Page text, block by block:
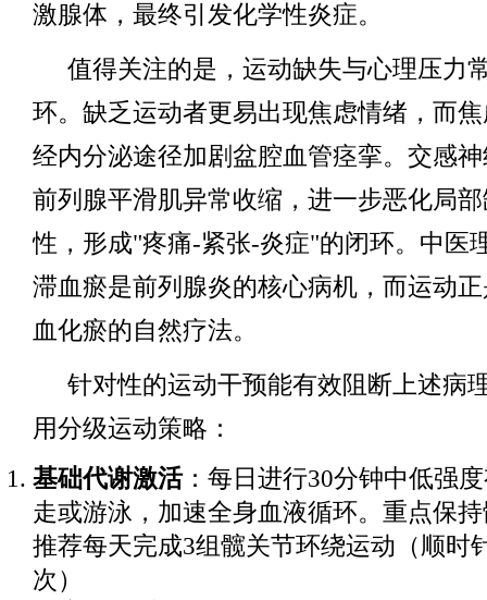
激腺体，最终引发化学性炎症。
值得关注的是，运动缺失与心理压力
环。缺乏运动者更易出现焦虑情绪，而
经内分泌途径加剧盆腔血管痉挛。交感
前列腺平滑肌异常收缩，进一步恶化局
性，形成"疼痛-紧张-炎症"的闭环。中医
滞血瘀是前列腺炎的核心病机，而运动
血化瘀的自然疗法。
针对性的运动干预能有效阻断上述病
用分级运动策略：
基础代谢激活：每日进行30分钟中低强
走或游泳，加速全身血液循环。重点保
推荐每天完成3组髋关节环绕运动（顺时
次）